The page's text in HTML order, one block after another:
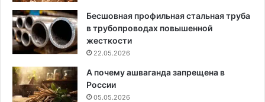
Бесшовная профильная стальная труба
в трубопроводах повышенной
жесткости
22.05.2026
А почему ашваганда запрещена в
России
05.05.2026